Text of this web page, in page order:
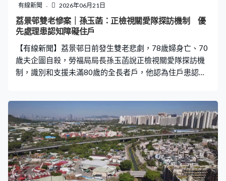
有線新聞 2026年06月21日
荔景邨雙老慘案｜孫玉菡：正檢視關愛隊探訪機制 優
先處理患認知障礙住戶
【有線新聞】荔景邨日前發生雙老悲劇，78歲婦身亡、70
歲夫企圖自殺，勞福局局長孫玉菡說正檢視關愛隊探訪機
制，識別和支援未滿80歲的全長者戶，他認為住戶患認知
患出來，我們會與醫管局討論，但初步我看到、大家都知
道，要照顧有認知障礙的伴侶是非常困難。我認為這類有
認知障礙，尤其是去到中度或更嚴重的，我們應該優先去
看。有其他病患要請教專家，希望找到合適模式盡快推
行。」